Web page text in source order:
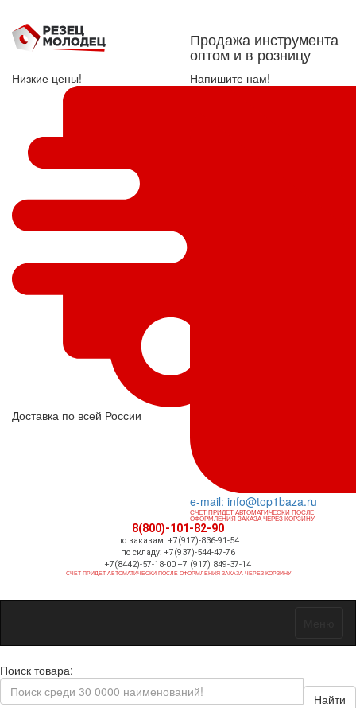
Продажа инструмента
оптом и в розницу
Низкие цены!
Доставка по всей России
Напишите нам!
e-mail: info@top1baza.ru
СЧЕТ ПРИДЕТ АВТОМАТИЧЕСКИ ПОСЛЕ
ОФОРМЛЕНИЯ ЗАКАЗА ЧЕРЕЗ КОРЗИНУ
8(800)-101-82-90
по заказам: +7(917)-836-91-54
по складу: +7(937)-544-47-76
+7(8442)-57-18-00 +7 (917) 849-37-14
СЧЕТ ПРИДЕТ АВТОМАТИЧЕСКИ ПОСЛЕ ОФОРМЛЕНИЯ ЗАКАЗА ЧЕРЕЗ КОРЗИНУ
Поиск товара:
Найти